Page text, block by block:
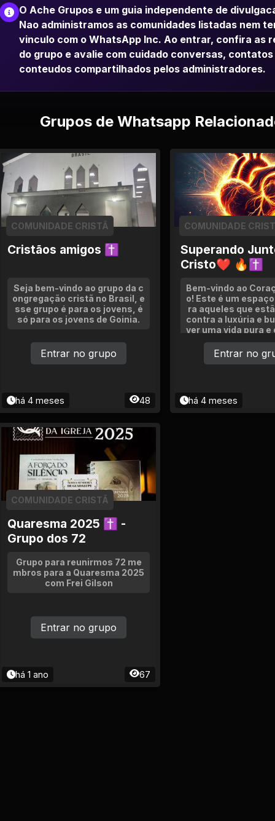
O Ache Grupos e um guia independente de
Nao administramos as comunidades listadas nem
vinculo com o WhatsApp Inc. Ao entrar, confira as
do grupo e avalie com cuidado conversas, contatos
conteudos compartilhados pelos administradores.
Grupos de Whatsapp
Cristãos amigos ✝
COMUNIDADE CRISTÃ
Seja bem-vindo ao grupo da c
ongregação cristã no Brasil, e
sse grupo é para os jovens, é
só para os jovens de Goinia.
há 4 meses 48
Entrar no grupo
Superando
Cristo❤ 🔥✝
COMUNIDADE
Bem-vindo ao
o! Este é um
ra aqueles que
contra a luxúria e
ver uma vida pura e
resença de Deus.
ivo é caminhar
cendo uns aos
há 4 meses
Entrar no
Quaresma 2025 ✝ -
Grupo dos 72
COMUNIDADE CRISTÃ
Grupo para reunirmos 72 me
mbros para a Quaresma 2025
com Frei Gilson
há 1 ano 67
Entrar no grupo